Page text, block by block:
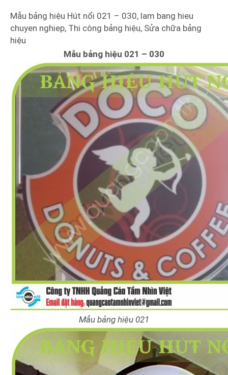
Mẫu bảng hiệu Hút nổi 021 – 030, lam bang hieu
chuyen nghiep, Thi công bảng hiệu, Sửa chữa bảng
hiệu
Mẫu bảng hiệu 021 – 030
Mẫu bảng hiệu 021